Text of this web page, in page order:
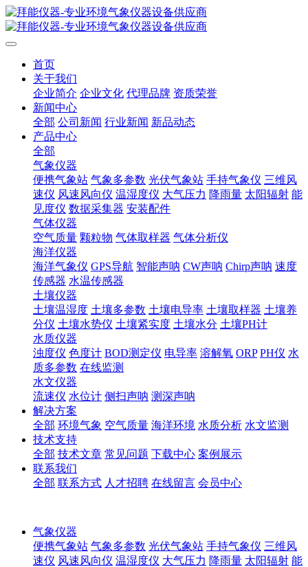
首页
关于我们
企业简介 企业文化 代理品牌 资质荣誉
新闻中心
全部 公司新闻 行业新闻 新品动态
产品中心
全部
气象仪器
便携气象站 气象多参数 光伏气象站 手持气象仪 三维风
速仪 风速风向仪 温湿度仪 大气压力 降雨量 太阳辐射 能
见度仪 数据采集器 安装配件
气体仪器
空气质量 颗粒物 气体取样器 气体分析仪
海洋仪器
海洋气象仪 GPS导航 智能声呐 CW声呐 Chirp声呐 速度
传感器 水温传感器
土壤仪器
土壤温湿度 土壤多参数 土壤电导率 土壤取样器 土壤养
分仪 土壤水势仪 土壤紧实度 土壤水分 土壤PH计
水质仪器
浊度仪 色度计 BOD测定仪 电导率 溶解氧 ORP PH仪 水
质多参数 在线监测
水文仪器
流速仪 水位计 侧扫声呐 测深声呐
解决方案
全部 环境气象 空气质量 海洋环境 水质分析 水文监测
技术支持
全部 技术文章 常见问题 下载中心 案例展示
联系我们
全部 联系方式 人才招聘 在线留言 会员中心
气象仪器
便携气象站 气象多参数 光伏气象站 手持气象仪 三维风
速仪 风速风向仪 温湿度仪 大气压力 降雨量 太阳辐射 能